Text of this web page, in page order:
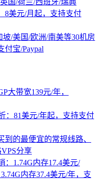
8美元/月起，支持支付
坡/美国/欧洲/南美等30机房
付宝/Paypal
大带宽139元/年，
：81美元/年起，支持支付
到的最便宜的常规线路、
分享
：1.74G内存17.4美元/
内存37.4美元/年，支